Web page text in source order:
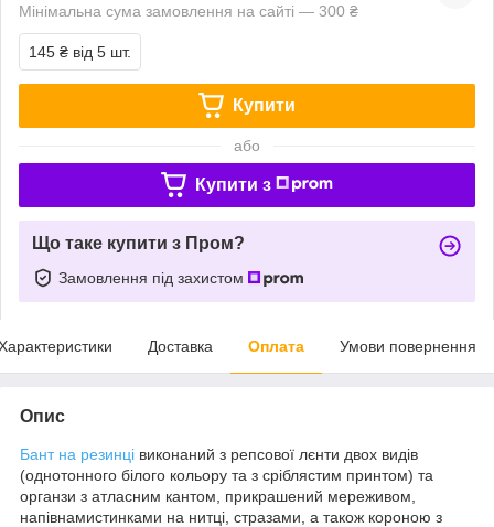
Мінімальна сума замовлення на сайті — 300 ₴
145 ₴ від 5 шт.
Купити
або
Купити з
Що таке купити з Пром?
Замовлення під захистом
Доставка Оплата Умови повернення
Опис
Бант на резинці виконаний з репсової лєнти двох видів
(однотонного білого кольору та з сріблястим принтом) та
органзи з атласним кантом, прикрашений мереживом,
напівнамистинками на нитці, стразами, а також короною з